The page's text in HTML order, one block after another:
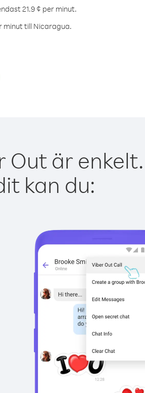
21.9 ¢ per minut.
minut till Nicaragua.
är enkelt.
kan du: